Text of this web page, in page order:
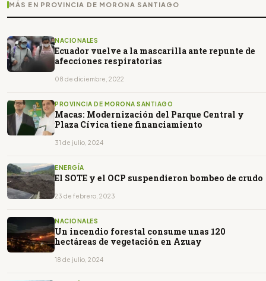
MÁS EN PROVINCIA DE MORONA SANTIAGO
NACIONALES
Ecuador vuelve a la mascarilla ante repunte de
afecciones respiratorias
08 de diciembre, 2022
PROVINCIA DE MORONA SANTIAGO
Macas: Modernización del Parque Central y
Plaza Cívica tiene financiamiento
31 de julio, 2024
ENERGÍA
El SOTE y el OCP suspendieron bombeo de crudo
23 de febrero, 2023
NACIONALES
Un incendio forestal consume unas 120
hectáreas de vegetación en Azuay
18 de julio, 2024